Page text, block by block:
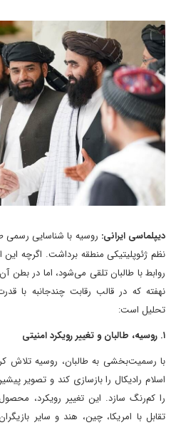
دیپلماسی ایرانی: روسیه با شناسایی رسمی
نظم ژئوپلیتیکی منطقه برداشت. اگرچه این
روابط با طالبان تلقی می‌شود، اما در بطن
نهفته که در قالب رقابت چندجانبه با
تحلیل‌ است:
۱. روسیه، طالبان و تغییر رویکرد امنیتی
با رسمیت‌بخشی به طالبان، روسیه تلاش
اسلام رادیکال را بازسازی کند و تصویر
را کم‌رنگ سازد. این تغییر رویکرد،
تقابل با امریکا، چین، هند و سایر